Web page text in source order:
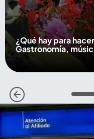
¿Qué hay para
Gastronomía,
1